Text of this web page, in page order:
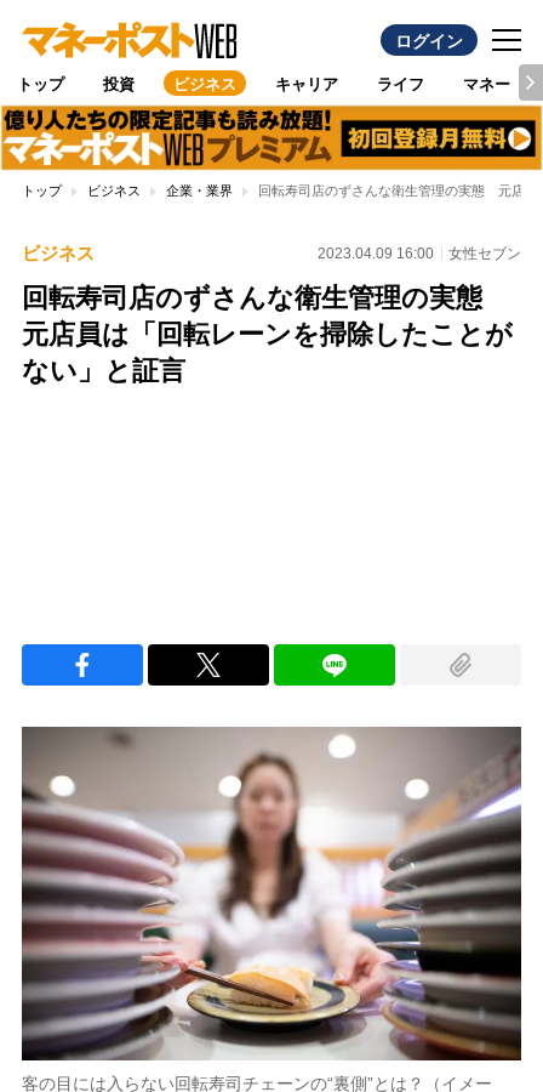
ログイン
トップ 投資 ビジネス キャリア ライフ マネー
トップ ビジネス 企業・業界 回転寿司店のずさんな衛生管理の実態 元店
ビジネス 2023.04.09 16:00 女性セブン
回転寿司店のずさんな衛生管理の実態
元店員は「回転レーンを掃除したことが
ない」と証言
客の目には入らない回転寿司チェーンの“裏側”とは？（イメー